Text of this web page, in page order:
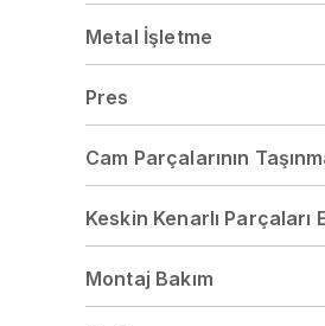
Metal İşletme
Pres
Cam Parçalarının
Keskin Kenarlı Parçaları
Montaj Bakım